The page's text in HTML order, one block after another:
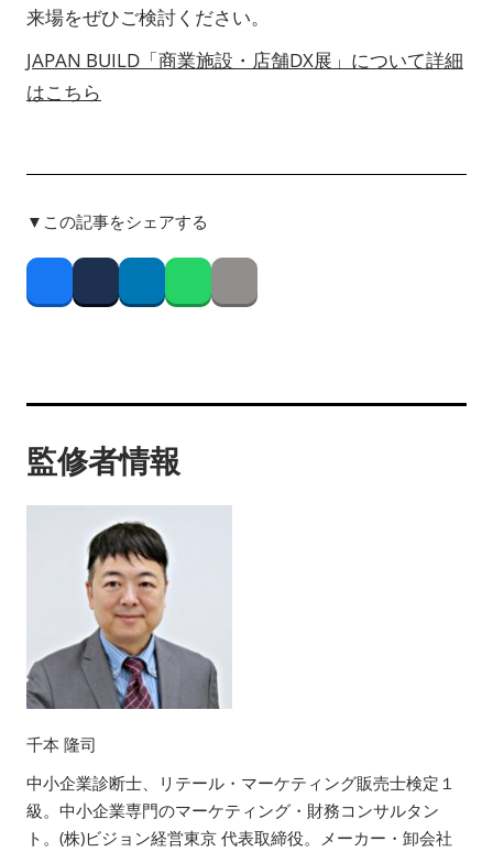
来場をぜひご検討ください。
JAPAN BUILD「商業施設・店舗DX展」について詳細
はこちら
▼この記事をシェアする
FacebookTwitterLinkedInWhatsappCopy link
監修者情報
千本 隆司
中小企業診断士、リテール・マーケティング販売士検定１
級。中小企業専門のマーケティング・財務コンサルタン
ト。(株)ビジョン経営東京 代表取締役。メーカー・卸会社